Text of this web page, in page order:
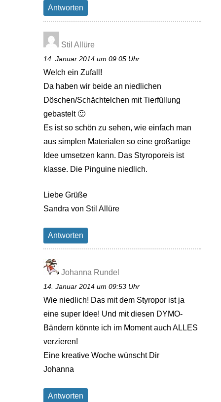
Antworten
Stil Allüre
14. Januar 2014 um 09:05 Uhr
Welch ein Zufall!
Da haben wir beide an niedlichen
Döschen/Schächtelchen mit Tierfüllung
gebastelt 🙂
Es ist so schön zu sehen, wie einfach man
aus simplen Materialen so eine großartige
Idee umsetzen kann. Das Styroporeis ist
klasse. Die Pinguine niedlich.
Liebe Grüße
Sandra von Stil Allüre
Antworten
Johanna Rundel
14. Januar 2014 um 09:53 Uhr
Wie niedlich! Das mit dem Styropor ist ja
eine super Idee! Und mit diesen DYMO-
Bändern könnte ich im Moment auch ALLES
verzieren!
Eine kreative Woche wünscht Dir
Johanna
Antworten